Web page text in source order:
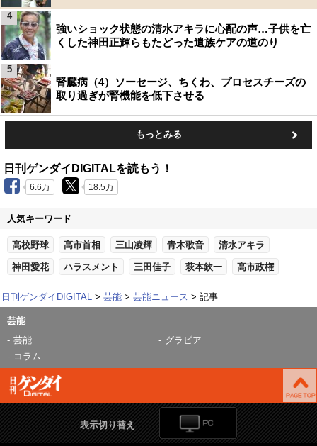
強いショック状態の清水アキラに心配の声…子供を亡
くした神田正輝らもたどった遺族ケアの道のり
4
腎臓病（4）ソーセージ、ちくわ、プロセスチーズの
取り過ぎが腎機能を低下させる
5
もっとみる
日刊ゲンダイDIGITALを読もう！
6.6万 18.5万
人気キーワード
高校野球 高市首相 三山凌輝 青木歌音 清水アキラ
神田愛花 ハラスメント 三田佳子 萩本欽一 高市政権
日刊ゲンダイDIGITAL 芸能 芸能ニュース 記事
芸能
芸能
グラビア
コラム
表示切り替え